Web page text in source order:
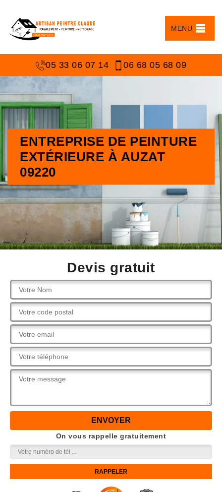
MENU
05 33 06 07 14 06 68 05 68 09
ENTREPRISE DE PEINTURE
EXTÉRIEURE À AUZAT
09220
Devis gratuit
On vous rappelle gratuitement